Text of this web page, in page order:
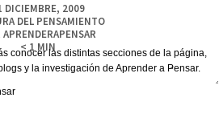
DICIEMBRE, 2009
DEL PENSAMIENTO
APRENDERAPENSAR
< 1 MIN
conocer las distintas secciones de la página,
y la investigación de Aprender a Pensar.